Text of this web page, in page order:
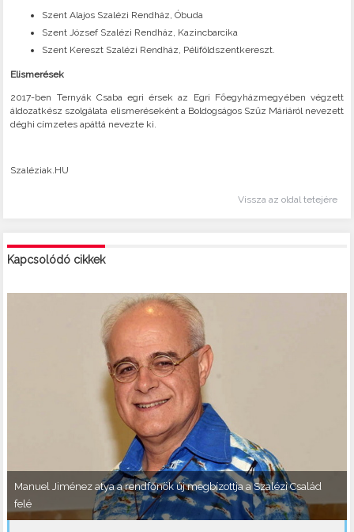
Szent Alajos Szalézi Rendház, Óbuda
Szent József Szalézi Rendház, Kazincbarcika
Szent Kereszt Szalézi Rendház, Péliföldszentkereszt.
Elismerések
2017-ben Ternyák Csaba egri érsek az Egri Főegyházmegyében végzett
áldozatkész szolgálata elismeréseként a Boldogságos Szűz Máriáról nevezett
déghi címzetes apáttá nevezte ki.
Szaléziak.HU
Vissza az oldal tetejére
Kapcsolódó cikkek
Manuel Jiménez atya a rendfőnök új megbízottja a Szalézi Család
felé